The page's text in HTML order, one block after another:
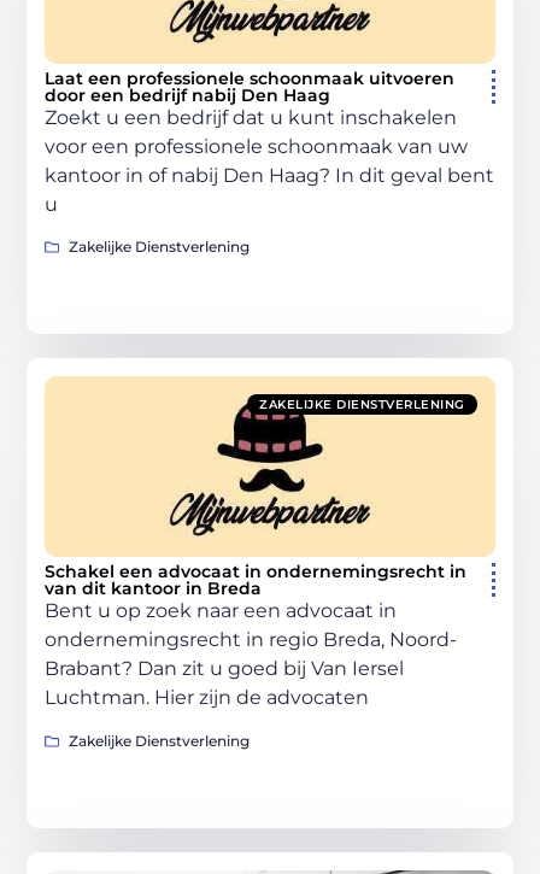
Laat een professionele schoonmaak uitvoeren
door een bedrijf nabij Den Haag
Zoekt u een bedrijf dat u kunt inschakelen
voor een professionele schoonmaak van uw
kantoor in of nabij Den Haag? In dit geval bent
u
Zakelijke Dienstverlening
ZAKELIJKE DIENSTVERLENING
Schakel een advocaat in ondernemingsrecht in
van dit kantoor in Breda
Bent u op zoek naar een advocaat in
ondernemingsrecht in regio Breda, Noord-
Brabant? Dan zit u goed bij Van Iersel
Luchtman. Hier zijn de advocaten
Zakelijke Dienstverlening